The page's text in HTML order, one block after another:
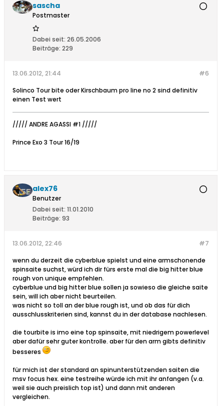
sascha
Postmaster
Dabei seit: 26.05.2006
Beiträge: 229
#6
13.06.2012, 21:44
Solinco Tour bite oder Kirschbaum pro line no 2 sind definitiv
einen Test wert
///// ANDRE AGASSI #1 /////
Prince Exo 3 Tour 16/19
alex76
Benutzer
Dabei seit: 11.01.2010
Beiträge: 93
#7
13.06.2012, 22:46
wenn du derzeit die cyberblue spielst und eine armschonende
spinsaite suchst, würd ich dir fürs erste mal die big hitter blue
rough von unique empfehlen.
cyberblue und big hitter blue sollen ja sowieso die gleiche saite
sein, will ich aber nicht beurteilen.
was nicht so toll an der blue rough ist, und ob das für dich
ausschlusskriterien sind, kannst du in der database nachlesen.
die tourbite is imo eine top spinsaite, mit niedrigem powerlevel
aber dafür sehr guter kontrolle. aber für den arm gibts definitiv
besseres
für mich ist der standard an spinunterstützenden saiten die
msv focus hex. eine testreihe würde ich mit ihr anfangen (v.a.
weil sie auch preislich top ist) und dann mit anderen
vergleichen.